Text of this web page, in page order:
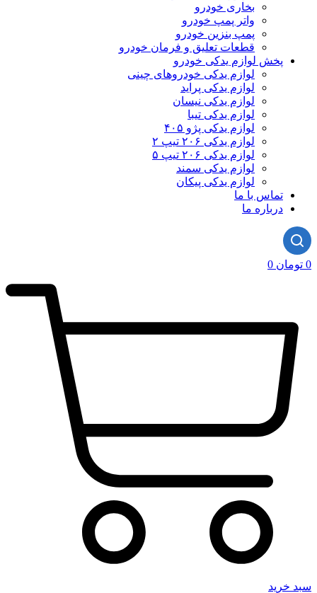
بخاری خودرو
واتر پمپ خودرو
پمپ بنزین خودرو
قطعات تعلیق و فرمان خودرو
پخش لوازم یدکی خودرو
لوازم یدکی خودروهای چینی
لوازم یدکی پراید
لوازم یدکی نیسان
لوازم یدکی تیبا
لوازم یدکی پژو ۴۰۵
لوازم یدکی ۲۰۶ تیپ ۲
لوازم یدکی ۲۰۶ تیپ ۵
لوازم یدکی سمند
لوازم یدکی پیکان
تماس با ما
درباره ما
0 تومان 0
سبد خرید